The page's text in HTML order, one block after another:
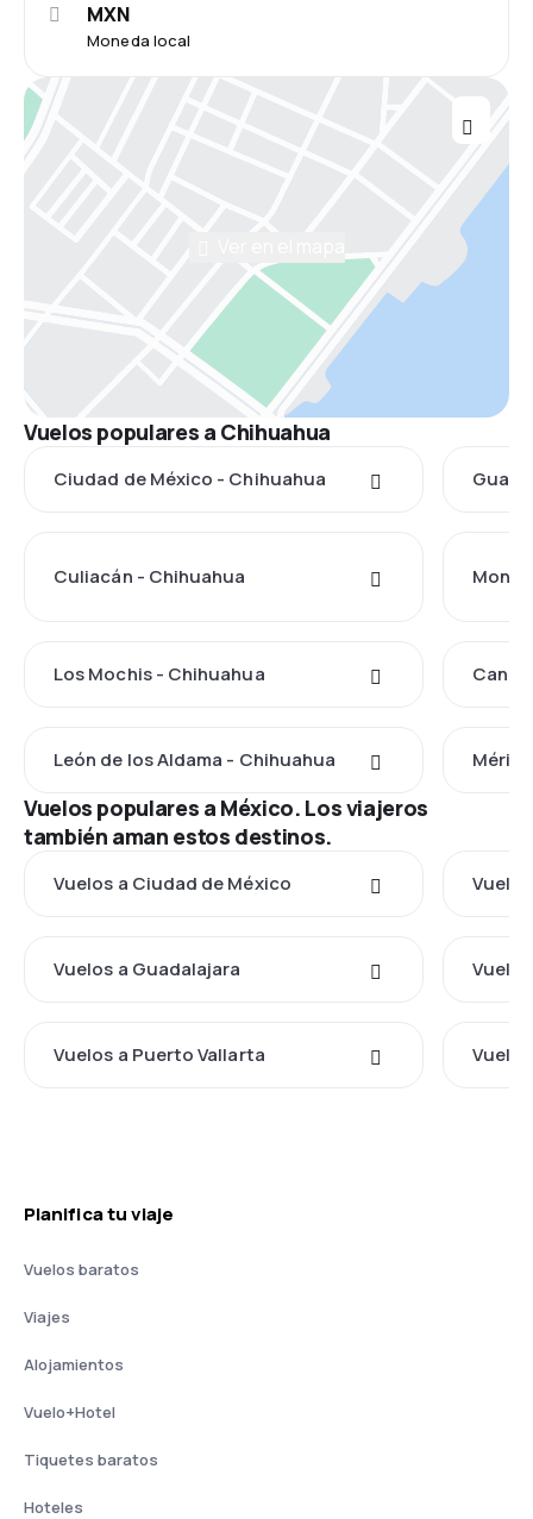
Moneda local
MXN
Vuelos populares a Chihuahua
Ciudad de México - Chihuahua
Culiacán - Chihuahua
Los Mochis - Chihuahua
León de los Aldama - Chihuahua
Vuelos populares a México. Los viajeros
también aman estos destinos.
Vuelos a Ciudad de México
Vuelos a Guadalajara
Vuelos a Puerto Vallarta
Planifica tu viaje
Vuelos baratos
Viajes
Alojamientos
Vuelo+Hotel
Tiquetes baratos
Hoteles